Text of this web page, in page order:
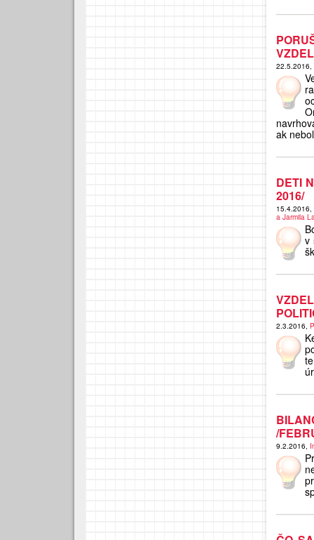
22.5.2016,
ak
DETI
2016/
15.4.2016,
a Jarmila
v
2.3.2016,
/
9.2.2016,